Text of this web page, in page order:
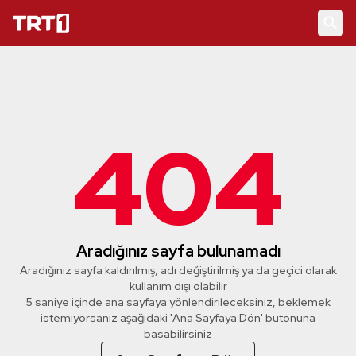
404
Aradığınız sayfa bulunamadı
Aradığınız sayfa kaldırılmış, adı değiştirilmiş ya da geçici olarak
kullanım dışı olabilir
5 saniye içinde ana sayfaya yönlendirileceksiniz, beklemek
istemiyorsanız aşağıdaki 'Ana Sayfaya Dön' butonuna
basabilirsiniz